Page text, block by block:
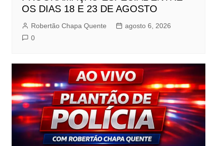
OS DIAS 18 E 23 DE AGOSTO
Robertão Chapa Quente
agosto 6, 2026
0